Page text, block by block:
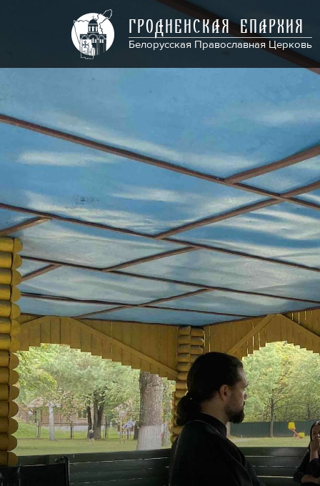
ГРОДНЕНСКАЯ ЕПАРХИЯ
Белорусская Православная Церковь